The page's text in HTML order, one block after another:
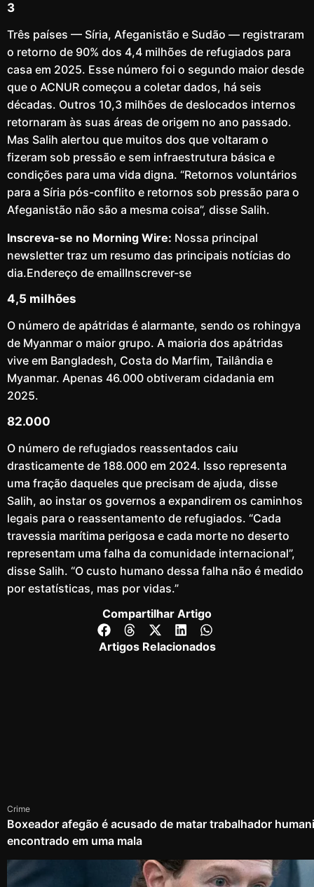
3
Três países — Síria, Afeganistão e Sudão — registraram
o retorno de 90% dos 4,4 milhões de refugiados para
casa em 2025. Esse número foi o segundo maior desde
que o ACNUR começou a coletar dados, há seis
décadas. Outros 10,3 milhões de deslocados internos
retornaram às suas áreas de origem no ano passado.
Mas Salih alertou que muitos dos que voltaram o
fizeram sob pressão e sem infraestrutura básica e
condições para uma vida digna. “Retornos voluntários
para a Síria pós-conflito e retornos sob pressão para o
Afeganistão não são a mesma coisa”, disse Salih.
Inscreva-se no Morning Wire: Nossa principal
newsletter traz um resumo das principais notícias do
dia.Endereço de emailInscrever-se
4,5 milhões
O número de apátridas é alarmante, sendo os rohingya
de Myanmar o maior grupo. A maioria dos apátridas
vive em Bangladesh, Costa do Marfim, Tailândia e
Myanmar. Apenas 46.000 obtiveram cidadania em
2025.
82.000
O número de refugiados reassentados caiu
drasticamente de 188.000 em 2024. Isso representa
uma fração daqueles que precisam de ajuda, disse
Salih, ao instar os governos a expandirem os caminhos
legais para o reassentamento de refugiados. “Cada
travessia marítima perigosa e cada morte no deserto
representam uma falha da comunidade internacional”,
disse Salih. “O custo humano dessa falha não é medido
por estatísticas, mas por vidas.”
Compartilhar Artigo
Artigos Relacionados
Crime
Boxeador afegão é acusado de matar trabalhador
encontrado em uma mala